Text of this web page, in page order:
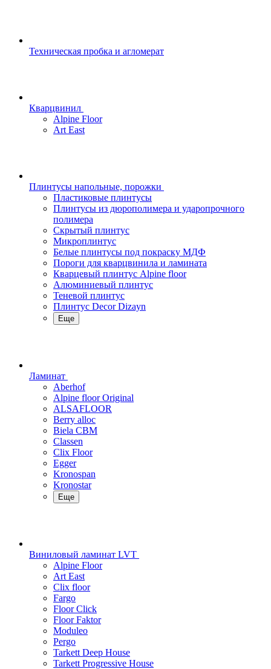
Техническая пробка и агломерат
Кварцвинил
Alpine Floor
Art East
Плинтусы напольные, порожки
Пластиковые плинтусы
Плинтусы из дюрополимера и ударопрочного
полимера
Скрытый плинтус
Микроплинтус
Белые плинтусы под покраску МДФ
Пороги для кварцвинила и ламината
Кварцевый плинтус Alpine floor
Алюминиевый плинтус
Теневой плинтус
Плинтус Decor Dizayn
Еще
Ламинат
Aberhof
Alpine floor Original
ALSAFLOOR
Berry alloc
Biela CBM
Classen
Clix Floor
Egger
Kronospan
Kronostar
Еще
Виниловый ламинат LVT
Alpine Floor
Art East
Clix floor
Fargo
Floor Click
Floor Faktor
Moduleo
Pergo
Tarkett Deep House
Tarkett Progressive House